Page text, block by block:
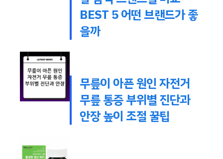
BEST 5 어떤 브랜드가 좋
을까
무릎이 아픈 원인 자전거
무릎 통증 부위별 진단과
안장 높이 조절 꿀팁